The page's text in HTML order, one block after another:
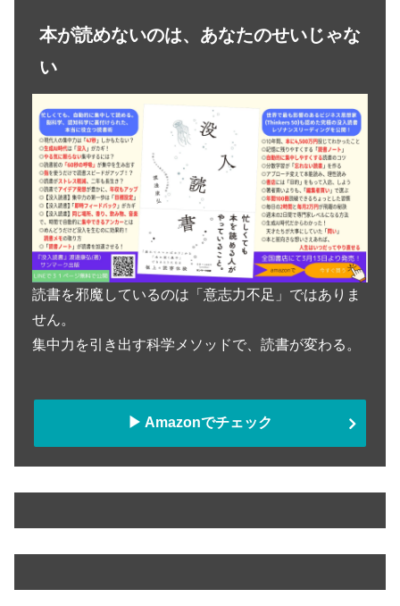
本が読めないのは、あなたのせいじゃな
い
読書を邪魔しているのは「意志力不足」ではありま
せん。
集中力を引き出す科学メソッドで、読書が変わる。
▶︎ Amazonでチェック